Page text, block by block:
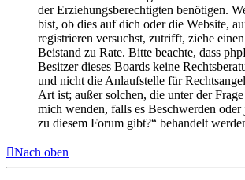
der Erziehungsberechtigten benötigen.
bist, ob dies auf dich oder die Website,
registrieren versuchst, zutrifft, ziehe
Beistand zu Rate. Bitte beachte, dass
Besitzer dieses Boards keine
und nicht die Anlaufstelle für
Art ist; außer solchen, die unter der
mich wenden, falls es Beschwerden
zu diesem Forum gibt?“ behandelt
Nach oben